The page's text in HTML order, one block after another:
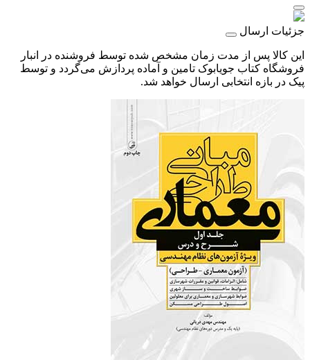
جزئیات ارسال
این کالا پس از مدت زمان مشخص شده توسط فروشنده در انبار
فروشگاه کتاب جویابوک تامین و آماده پردازش می‌گردد و توسط
پیک در بازه انتخابی ارسال خواهد شد.